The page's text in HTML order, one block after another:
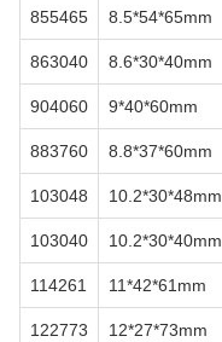
855465 8.5*54*65mm
863040 8.6*30*40mm
904060 9*40*60mm
883760 8.8*37*60mm
103048 10.2*30*48mm
103040 10.2*30*40mm
114261 11*42*61mm
122773 12*27*73mm